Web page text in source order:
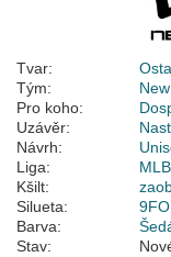
Tvar:
Tým:
Pro koho:
Uzávěr:
Návrh:
Liga:
MLB
Kšilt:
Silueta:
Barva:
Stav: